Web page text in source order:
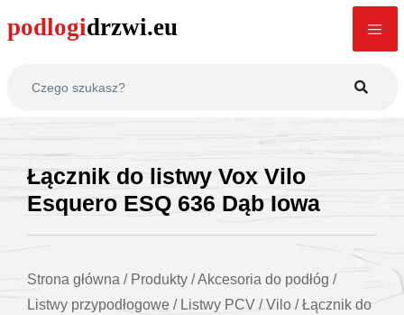
Łącznik do listwy Vox Vilo
Esquero ESQ 636 Dąb Iowa
Strona główna / Produkty /Akcesoria do podłóg /
Listwy przypodłogowe / Listwy PCV /Vilo /Łącznik do